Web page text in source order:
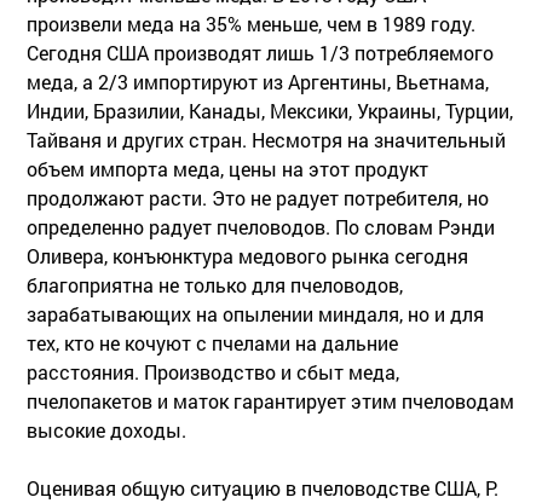
произвели меда на 35% меньше, чем в 1989 году.
Сегодня США производят лишь 1/3 потребляемого
меда, а 2/3 импортируют из Аргентины, Вьетнама,
Индии, Бразилии, Канады, Мексики, Украины, Турции,
Тайваня и других стран. Несмотря на значительный
объем импорта меда, цены на этот продукт
продолжают расти. Это не радует потребителя, но
определенно радует пчеловодов. По словам Рэнди
Оливера, конъюнктура медового рынка сегодня
благоприятна не только для пчеловодов,
зарабатывающих на опылении миндаля, но и для
тех, кто не кочуют с пчелами на дальние
расстояния. Производство и сбыт меда,
пчелопакетов и маток гарантирует этим пчеловодам
высокие доходы.
Оценивая общую ситуацию в пчеловодстве США, Р.